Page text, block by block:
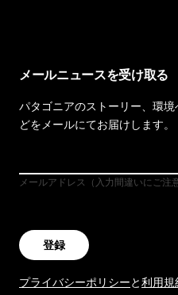
メールニュースを受け取る
パタゴニアのストーリー、環
どをメールにてお届けします。
メールアドレス（入力間違いにご注
登録
プライバシーポリシーと利用規